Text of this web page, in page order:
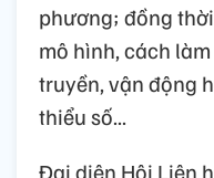
phương; đồng
mô hình, cách
truyền, vận động
thiểu số...
Đại diện Hội Liên